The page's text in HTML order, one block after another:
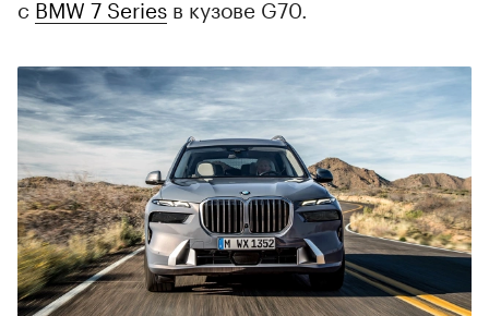
с BMW 7 Series в кузове G70.